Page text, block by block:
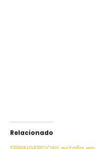
Relacionado